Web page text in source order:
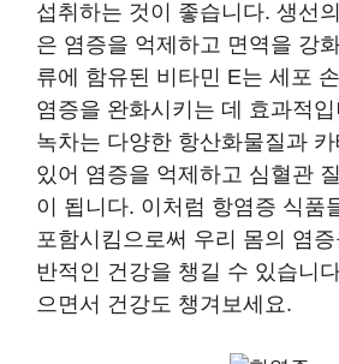
섭취하는 것이 좋습니다. 생선
은 염증을 억제하고 면역을 강
류에 함유된 비타민 E는 세포
염증을 완화시키는 데 효과적
녹차는 다양한 항산화물질과
있어 염증을 억제하고 심혈관
이 됩니다. 이처럼 항염증 식품
포함시킴으로써 우리 몸의 염
반적인 건강을 챙길 수 있습니
으면서 건강도 챙겨보세요.